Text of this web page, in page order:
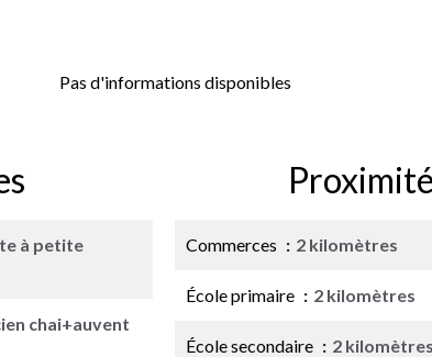
Pas d'informations disponibles
à petite
chai+auvent
Commerces 2 kilomètres
École primaire 2 kilomètres
École secondaire 2 kilomètres